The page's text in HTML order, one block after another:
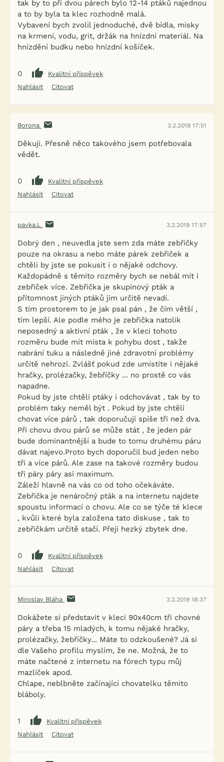
tak by to při dvou párech bylo 12-14 ptáků najednou
a to by byla ta klec rozhodně malá.
Vybavení bych zvolil jednoduché, dvě bidla, misky
na krmení, vodu, grit, držák na hnízdní materiál. Na
hnízdění budku nebo hnízdní košíček.
0
Kvalitní příspěvek
Nahlásit
Citovat
Borona 3.2.2019 17:51
Děkuji. Přesně něco takového jsem potřebovala
vědět.
0
Kvalitní příspěvek
Nahlásit
Citovat
pavka.L 3.2.2019 17:57
Dobrý den , neuvedla jste sem zda máte zebřičky
pouze na okrasu a nebo máte párek zebřiček a
chtěli by jste se pokusit i o nějaké odchovy.
Každopádně s těmito rozměry bych se nebál mít i
zebřiček více. Zebřička je skupinový pták a
přítomnost jiných ptáků jim určitě nevadí.
S tím prostorem to je jak psal pán , že čím větší ,
tím lepší. Ale podle mého je zebřička natolik
neposedný a aktivní pták , že v kleci tohoto
rozměru bude mít místa k pohybu dost , takže
nabrání tuku a následně jiné zdravotní problémy
určitě nehrozí. Zvlášť pokud zde umístíte i nějaké
hračky, prolézačky, žebříčky ... no prostě co vás
napadne.
Pokud by jste chtěli ptáky i odchovávat , tak by to
problém taky neměl být . Pokud by jste chtěli
chovat více párů , tak doporučuji spíše tři než dva.
Při chovu dvou párů se může stát , že jeden pár
bude dominantnější a bude to tomu druhému páru
dávat najevo.Proto bych doporučil bud jeden nebo
tři a více párů. Ale zase na takové rozměry budou
tři páry páry asi maximum.
Záleží hlavně na vás co od toho očekáváte.
Zebřička je nenáročný pták a na internetu najdete
spoustu informací o chovu. Ale co se týče té klece
, kvůli které byla založena tato diskuse , tak to
zebřičkám určitě stačí. Přeji hezký zbytek dne.
0
Kvalitní příspěvek
Nahlásit
Citovat
Miroslav Bláha 3.2.2019 18:37
Dokážete si představit v kleci 90x40cm tři chovné
páry a třeba 15 mladých, k tomu nějaké hračky,
prolézačky, žebříčky... Máte to odzkoušené? Já si
dle Vašeho profilu myslím, že ne. Možná, že to
máte načtené z internetu na fórech typu můj
mazlíček apod.
Chlape, neblbněte začínající chovatelku těmito
bláboly.
1
Kvalitní příspěvek
Nahlásit
Citovat